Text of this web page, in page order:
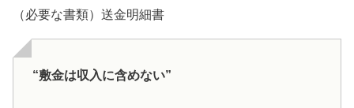
（必要な書類）送金明細書
“敷金は収入に含めない”